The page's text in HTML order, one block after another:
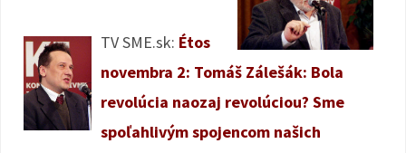
TV SME.sk: Étos
novembra 2: Tomáš Zálešák: Bola
revolúcia naozaj revolúciou? Sme
spoľahlivým spojencom našich